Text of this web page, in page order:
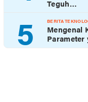
Teguh…
5 BERITA
Mengenal
Parameter